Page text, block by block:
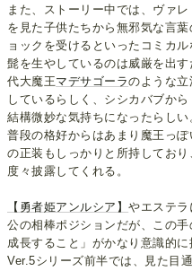
また、ストーリー中では、ヴァ
を見た子供たちから無邪気な言
ョックを受けるといったコミカル
髭を生やしているのは威厳を出
代大魔王マデサゴーラのような
しているらしく、シシカバブか
結構微妙な気持ちになったらしい
普段の格好からはあまり魔王っ
の正装もしっかりと所持してお
度々披露してくれる。
【勇者姫アンルシア】やエステラ
公の相棒ポジションだが、この
成長すること」がかなり意識的に
Ver.5シリーズ前半では、見た目